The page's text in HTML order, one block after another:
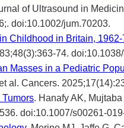
of Ultrasound in
doi:10.1002/jum.70203.
Childhood in Britain,
74.
Masses in a Pediatric
al. Cancers.
Tumors. Hanafy AK,
doi:10.1007/s00261-